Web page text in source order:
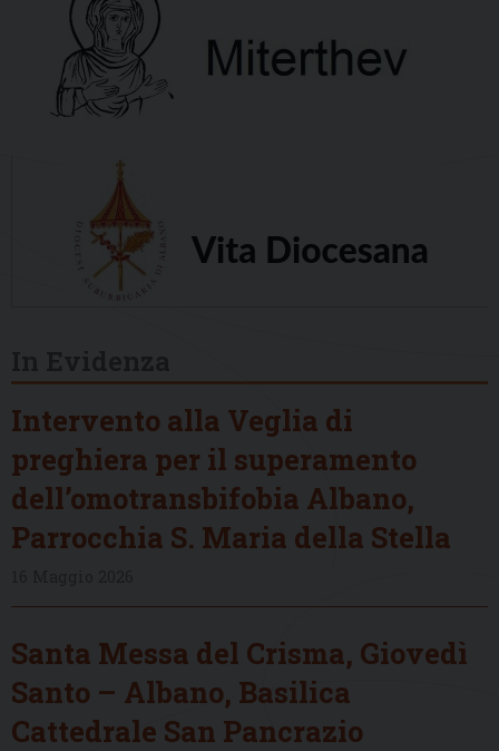
Intervento alla Veglia di
preghiera per il superamento
dell’omotransbifobia Albano,
Parrocchia S. Maria della Stella
Santa Messa del Crisma, Giovedì
Santo – Albano, Basilica
Cattedrale San Pancrazio